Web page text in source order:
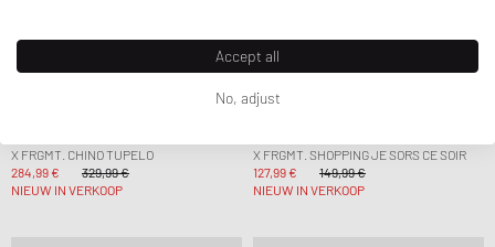
X FRGMT. CHINO TUPELO
284,99 €
329,99 €
NIEUW IN VERKOOP
X FRGMT. SHOPPING JE SORS CE SOIR
127,99 €
149,99 €
NIEUW IN VERKOOP
Accept all
No, adjust